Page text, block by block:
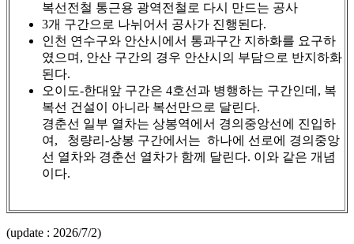
복선전철 통근용 광역전철로 다시 만드는 공사
3개 구간으로 나뉘어서 공사가 진행된다.
인천 연수구와 안산시에서 통과구간 지하화를 요구하
였으며, 안산 구간의 경우 안산시의 부담으로 반지하화
된다.
오이도-한대앞 구간은 4호선과 병행하는 구간인데, 복
복선 건설이 아니라 복선만으로 달린다.
경춘선 일부 열차는 상봉역에서 경의중앙선에 진입하
여, 청량리-상봉 구간에서는 하나에 선로에 경의중앙
선 열차와 경춘선 열차가 함께 달린다. 이와 같은 개념
이다.
(update : 2026/7/2)